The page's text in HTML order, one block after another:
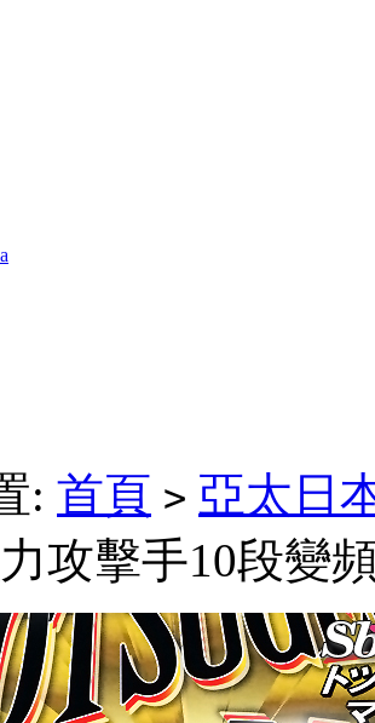
: 首頁 > 亞太日
攻擊手10段變